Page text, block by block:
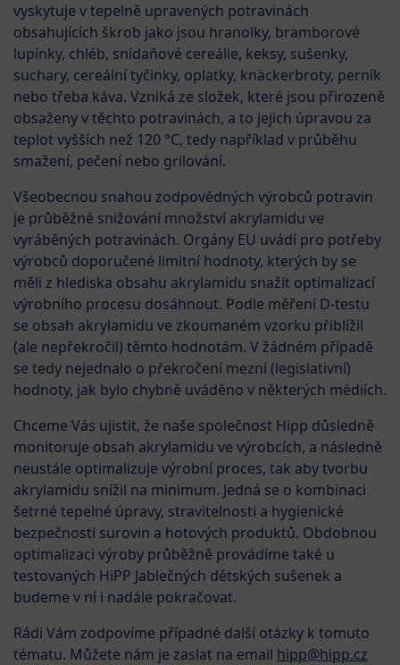
vyskytuje v tepelně upravených potravinách
obsahujících škrob jako jsou hranolky, bramborové
lupínky, chléb, snídaňové cereálie, keksy, sušenky,
suchary, cereální tyčinky, oplatky, knäckerbroty, perník
nebo třeba káva. Vzniká ze složek, které jsou přirozeně
obsaženy v těchto potravinách, a to jejich úpravou za
teplot vyšších než 120 °C, tedy například v průběhu
smažení, pečení nebo grilování.
Všeobecnou snahou zodpovědných výrobců potravin
je průběžné snižování množství akrylamidu ve
vyráběných potravinách. Orgány EU uvádí pro potřeby
výrobců doporučené limitní hodnoty, kterých by se
měli z hlediska obsahu akrylamidu snažit optimalizací
výrobního procesu dosáhnout. Podle měření D-testu
se obsah akrylamidu ve zkoumaném vzorku přiblížil
(ale nepřekročil) těmto hodnotám. V žádném případě
se tedy nejednalo o překročení mezní (legislativní)
hodnoty, jak bylo chybně uváděno v některých médiích.
Chceme Vás ujistit, že naše společnost Hipp důsledně
monitoruje obsah akrylamidu ve výrobcích, a následně
neustále optimalizuje výrobní proces, tak aby tvorbu
akrylamidu snížil na minimum. Jedná se o kombinaci
šetrné tepelné úpravy, stravitelnosti a hygienické
bezpečnosti surovin a hotových produktů. Obdobnou
optimalizaci výroby průběžně provádíme také u
testovaných HiPP Jablečných dětských sušenek a
budeme v ní i nadále pokračovat.
Rádi Vám zodpovíme případné další otázky k tomuto
tématu. Můžete nám je zaslat na email hipp@hipp.cz